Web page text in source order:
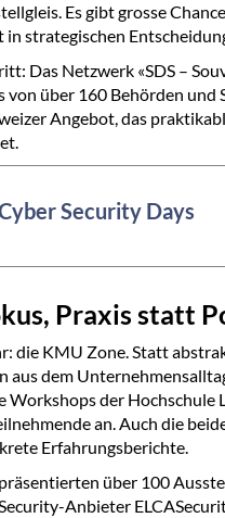
Es gibt grosse
strategischen
Das Netzwerk «SDS –
von über 160 Behörden
Angebot, das
Security Days
Praxis statt
die KMU Zone. Statt
aus dem
Workshops der Hochschule
an. Auch die
Erfahrungsberichte.
über 100
Anbieter